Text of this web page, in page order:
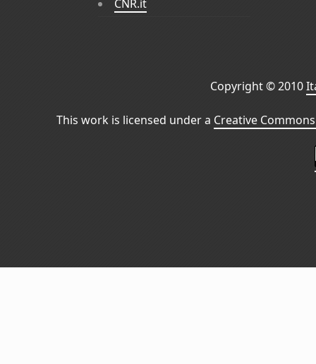
CNR.it
Copyright © 2010
This work is licensed under a Creative